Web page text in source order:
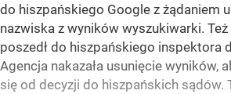
do hiszpańskiego Google z żądaniem
nazwiska z wyników wyszukiwarki.
poszedł do hiszpańskiego inspektora
Agencja nakazała usunięcie wyników,
się od decyzji do hiszpańskich sądów.